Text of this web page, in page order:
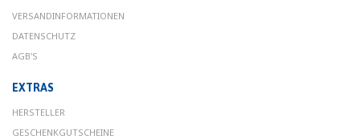
VERSANDINFORMATIONEN
DATENSCHUTZ
AGB'S
EXTRAS
HERSTELLER
GESCHENKGUTSCHEINE